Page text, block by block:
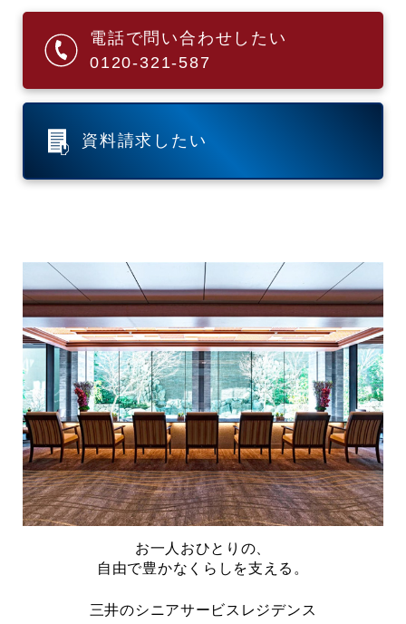
電話で問い合わせしたい
0120-321-587
資料請求したい
お一人おひとりの、
自由で豊かなくらしを支える。
三井のシニアサービスレジデンス